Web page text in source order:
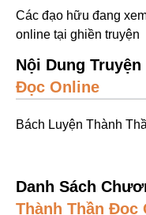
Trinh Thám
Thức Tỉnh Nhân Vật
Học Bá
OE
SE
Các đạo hữu đang
online tại ghiền truyện
Nội Dung Truyện
Đọc Online
Bách Luyện Thành
Danh Sách
Thành Thần Đọc